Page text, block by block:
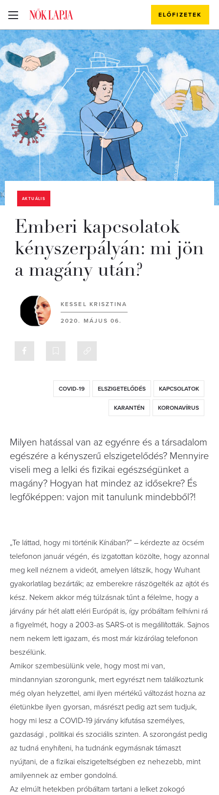
ELŐFIZETEK
AKTUÁLIS
Emberi kapcsolatok
kényszerpályán: mi jön
a magány után?
KESSEL KRISZTINA
2020. MÁJUS 06.
COVID-19 ELSZIGETELŐDÉS KAPCSOLATOK
KARANTÉN KORONAVÍRUS
Milyen hatással van az egyénre és a társadalom
egészére a kényszerű elszigetelődés? Mennyire
viseli meg a lelki és fizikai egészségünket a
magány? Hogyan hat mindez az idősekre? És
legfőképpen: vajon mit tanulunk mindebből?!
„Te láttad, hogy mi történik Kínában?” – kérdezte az öcsém
telefonon január végén, és izgatottan közölte, hogy azonnal
meg kell néznem a videót, amelyen látszik, hogy Wuhant
gyakorlatilag bezárták; az emberekre rászögelték az ajtót és
kész. Nekem akkor még túlzásnak tűnt a félelme, hogy a
járvány pár hét alatt eléri Európát is, így próbáltam felhívni rá
a figyelmét, hogy a 2003-as SARS-ot is megállították. Sajnos
nem nekem lett igazam, és most már kizárólag telefonon
beszélünk.
Amikor szembesülünk vele, hogy most mi van,
mindannyian szorongunk, mert egyrészt nem találkoztunk
még olyan helyzettel, ami ilyen mértékű változást hozna az
életünkbe ilyen gyorsan, másrészt pedig azt sem tudjuk,
hogy mi lesz a COVID-19 járvány kifutása személyes,
gazdasági , politikai és szociális szinten. A szorongást pedig
az tudná enyhíteni, ha tudnánk egymásnak támaszt
nyújtani, de a fizikai elszigeteltségben ez nehezebb, mint
amilyennek az ember gondolná.
Az elmúlt hetekben próbáltam tartani a lelket zokogó